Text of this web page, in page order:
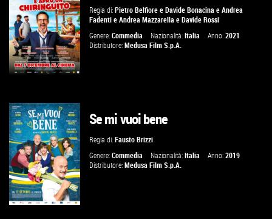
VAI ALLA SCHEDA
GUARDA IL TRAILER
VAI ALLA SCHEDA
Regia di:Pietro Belfiore eDavide Bonacina eAndrea
Fadenti eAndrea Mazzarella eDavide Rossi
Genere:Commedia Nazionalità:Italia Anno:2021
Distributore:Medusa Film S.p.A.
Se mi vuoi bene
Regia di:Fausto Brizzi
Genere:Commedia Nazionalità:Italia Anno:2019
Distributore:Medusa Film S.p.A.